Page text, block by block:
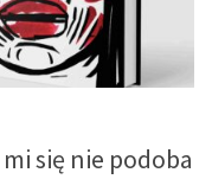
się nie podoba